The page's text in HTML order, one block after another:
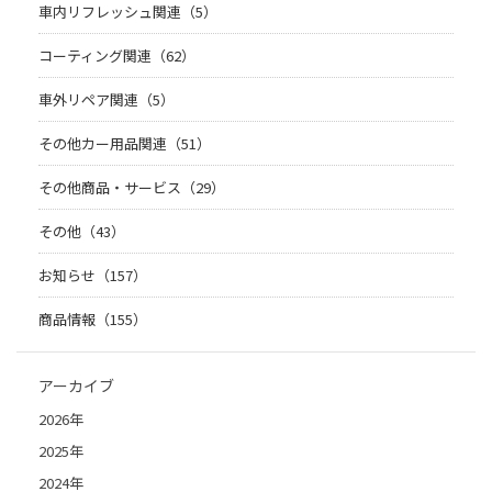
車内リフレッシュ関連（5）
コーティング関連（62）
車外リペア関連（5）
その他カー用品関連（51）
その他商品・サービス（29）
その他（43）
お知らせ（157）
商品情報（155）
アーカイブ
2026年
2025年
2024年